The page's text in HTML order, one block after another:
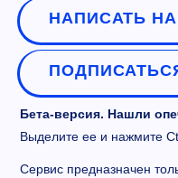
НАПИСАТЬ
Бета-версия. Нашли
Выделите ее и нажмите
Сервис предназначен